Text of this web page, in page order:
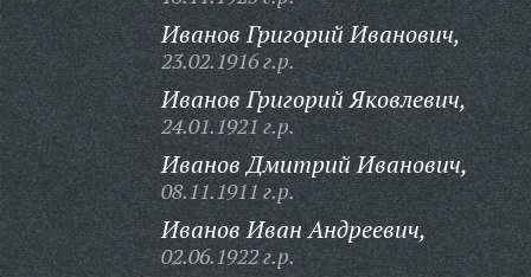
Иванов Григорий Иванович,
23.02.1916 г.р.
Иванов Григорий Яковлевич,
24.01.1921 г.р.
Иванов Дмитрий Иванович,
08.11.1911 г.р.
Иванов Иван Андреевич,
02.06.1922 г.р.